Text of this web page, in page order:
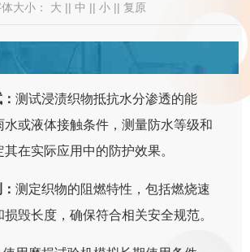
大小： 大 中 小 复原
：测试浸渍织物抵抗水分渗透的能
水或液体接触条件，测量防水等级和
在实际应用中的防护效果。
：测定织物的阻燃特性，包括燃烧速
毁长度，确保符合相关安全规范。